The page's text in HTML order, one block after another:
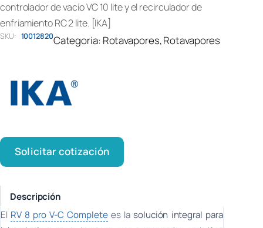
controlador de vacío VC 10 lite y el recirculador de
enfriamiento RC 2 lite. [IKA]
SKU: 10012820Categoria: Rotavapores, Rotavapores
Solicitar cotización
Descripción
El RV 8 pro V-C Completees lasolución integral para